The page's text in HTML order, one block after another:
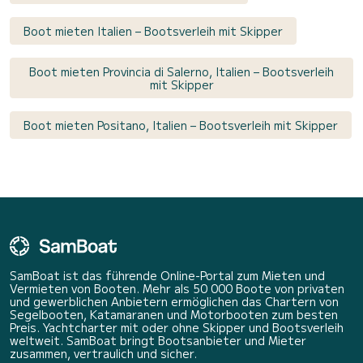
Boot mieten Italien – Bootsverleih mit Skipper
Boot mieten Provincia di Salerno, Italien – Bootsverleih
mit Skipper
Boot mieten Positano, Italien – Bootsverleih mit Skipper
SamBoat ist das führende Online-Portal zum Mieten und
Vermieten von Booten. Mehr als 50 000 Boote von privaten
und gewerblichen Anbietern ermöglichen das Chartern von
Segelbooten, Katamaranen und Motorbooten zum besten
Preis. Yachtcharter mit oder ohne Skipper und Bootsverleih
weltweit. SamBoat bringt Bootsanbieter und Mieter
zusammen, vertraulich und sicher.